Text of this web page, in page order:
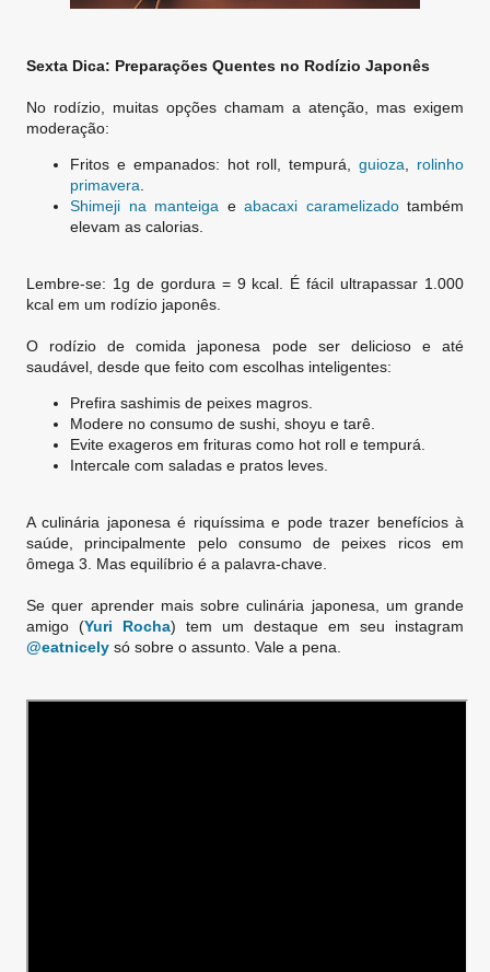
Sexta Dica: Preparações Quentes no Rodízio Japonês
No rodízio, muitas opções chamam a atenção, mas exigem
moderação:
Fritos e empanados: hot roll, tempurá,guioza
rolinho
primavera
Shimeji na manteiga e abacaxi caramelizadotambém
elevam as calorias.
Lembre-se: 1g de gordura = 9 kcal. É fácil ultrapassar 1.000
kcal em um rodízio japonês.
O rodízio de comida japonesa pode ser delicioso e até
saudável, desde que feito com escolhas inteligentes:
Prefira sashimis de peixes magros.
Modere no consumo de sushi, shoyu e tarê.
Evite exageros em frituras como hot roll e tempurá.
Intercale com saladas e pratos leves.
A culinária japonesa é riquíssima e pode trazer benefícios à
saúde, principalmente pelo consumo de peixes ricos em
ômega 3. Mas equilíbrio é a palavra-chave.
Se quer aprender mais sobre culinária japonesa, um grande
amigo (Yuri Rocha) tem um destaque em seu instagram
@eatnicely só sobre o assunto. Vale a pena.